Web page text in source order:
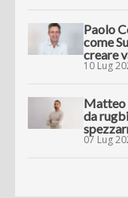
Paolo
come
creare
10 Lug
Matteo
da
07 Lug